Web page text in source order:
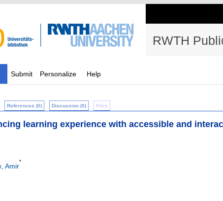
RWTH
Submit Personalize Help
References (0) Discussion (0) Files
learning experience with accessible and
Amir
*